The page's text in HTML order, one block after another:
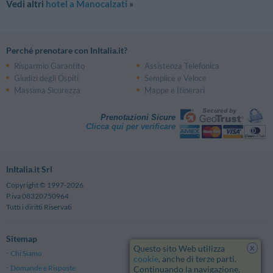
Vedi altri hotel a Manocalzati »
Perché prenotare con InItalia.it?
Risparmio Garantito
Assistenza Telefonica
Giudizi degli Ospiti
Semplice e Veloce
Massima Sicurezza
Mappe e Itinerari
Prenotazioni Sicure
Clicca qui per verificare
InItalia.it Srl
Copyright © 1997-2026
P.iva 08320750964
Tutti i diritti Riservati
Sitemap
Chi Siamo
Note Legali
Domande e Risposte
Privacy
x
Questo sito Web utilizza
cookie, anche di terze parti.
Continuando la navigazione,